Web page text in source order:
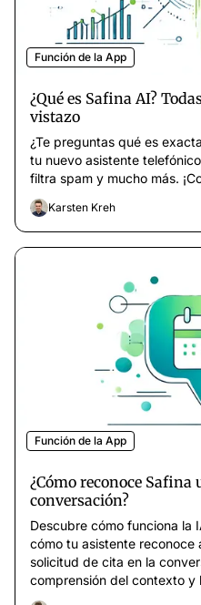
Función de la App
¿Qué es Safina AI?
vistazo
¿Te preguntas qué es
tu nuevo asistente
filtra spam y mucho más.
Karsten Kreh
Función de la App
¿Cómo reconoce
conversación?
Descubre cómo funciona la
cómo tu asistente reconoce
solicitud de cita en la
comprensión del contexto y